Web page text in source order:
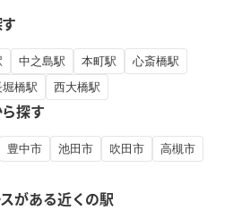
中之島駅 本町駅
心斎橋駅
橋駅 西大橋駅
探す
豊中市 池田市 吹田市
高槻市
がある近くの駅